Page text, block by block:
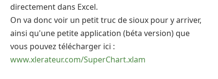
directement dans Excel.
On va donc voir un petit truc de sioux pour y arriver,
ainsi qu'une petite application (béta version) que
vous pouvez télécharger ici :
www.xlerateur.com/SuperChart.xlam